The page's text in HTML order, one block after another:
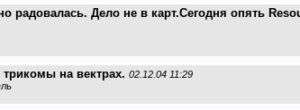
радовалась. Дело не в карт.Сегодня опять
на вектрах. 02.12.04 11:29